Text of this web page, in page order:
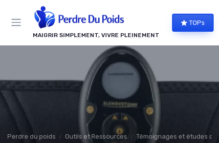
MAIGRIR SIMPLEMENT, VIVRE PLEINEMENT
TOPs
Perdre du poids Outils et Ressources Témoignages et études de
Panneau de gestion des cookies